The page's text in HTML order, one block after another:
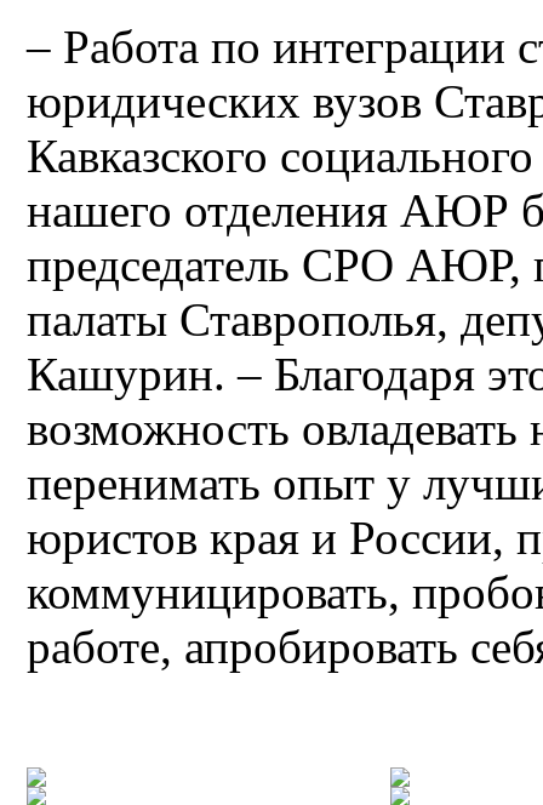
– Работа по интеграции
юридических вузов
Кавказского
нашего отделения АЮР
председатель СРО АЮР,
палаты Ставрополья,
Кашурин. – Благодаря
возможность
перенимать опыт у
юристов края и России,
коммуницировать,
работе, апробировать